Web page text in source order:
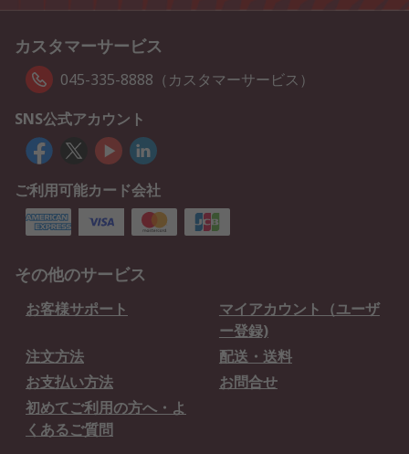
カスタマーサービス
045-335-8888（カスタマーサービス）
SNS公式アカウント
ご利用可能カード会社
その他のサービス
お客様サポート
マイアカウント（ユーザ
ー登録)
注文方法
配送・送料
お支払い方法
お問合せ
初めてご利用の方へ・よ
くあるご質問